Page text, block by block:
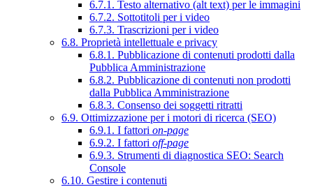
6.7.1. Testo alternativo (alt text) per le immagini
6.7.2. Sottotitoli per i video
6.7.3. Trascrizioni per i video
6.8. Proprietà intellettuale e privacy
6.8.1. Pubblicazione di contenuti prodotti dalla
Pubblica Amministrazione
6.8.2. Pubblicazione di contenuti non prodotti
dalla Pubblica Amministrazione
6.8.3. Consenso dei soggetti ritratti
6.9. Ottimizzazione per i motori di ricerca (SEO)
6.9.1. I fattori on-page
6.9.2. I fattori off-page
6.9.3. Strumenti di diagnostica SEO: Search
Console
6.10. Gestire i contenuti